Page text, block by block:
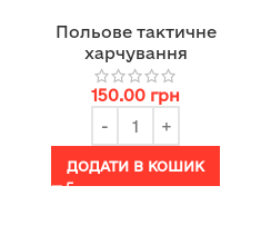
Польове тактичне
харчування
150.00 грн
ДОДАТИ В КОШИК